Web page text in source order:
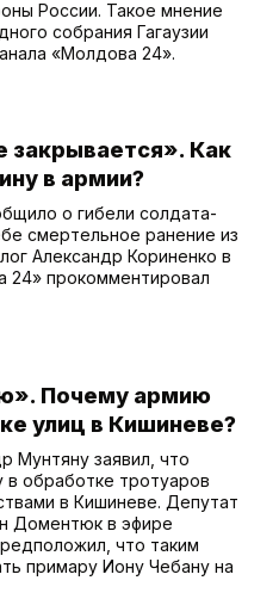
России. Такое мнение
собрания Гагаузии
«Молдова 24».
закрывается». Как
в армии?
о гибели солдата-
смертельное ранение из
Александр Кориненко в
24» прокомментировал
Почему армию
улиц в Кишиневе?
Мунтяну заявил, что
обработке тротуаров
в Кишиневе. Депутат
Доментюк в эфире
что таким
примару Иону Чебану на